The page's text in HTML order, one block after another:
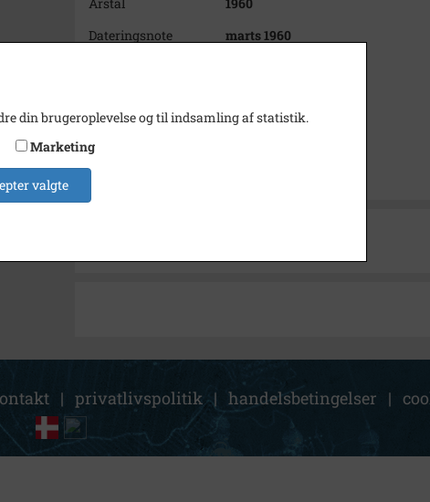
Dateringsnote
marts 1960
Arkiv
Holbæk Stadsarkiv
| privatlivspolitik | handelsbetingelser |
din brugeroplevelse og til indsamling af statistik.
Marketing
valgte